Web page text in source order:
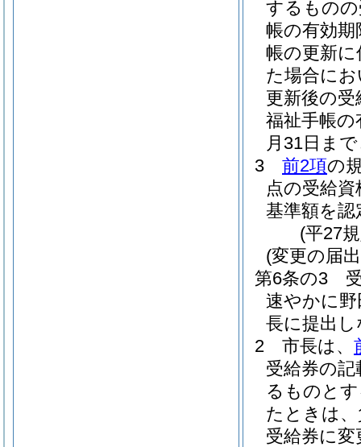
するもの
帳の有効
帳の更新
た場合に
更新後の
福祉手帳
月31日ま
3
前2項の
点の受給
基準額を
(平27
(変更の届
第6条の3
速やかに野
長に提出
2
市長は、
受給券の
るものと
たときは
受給券に